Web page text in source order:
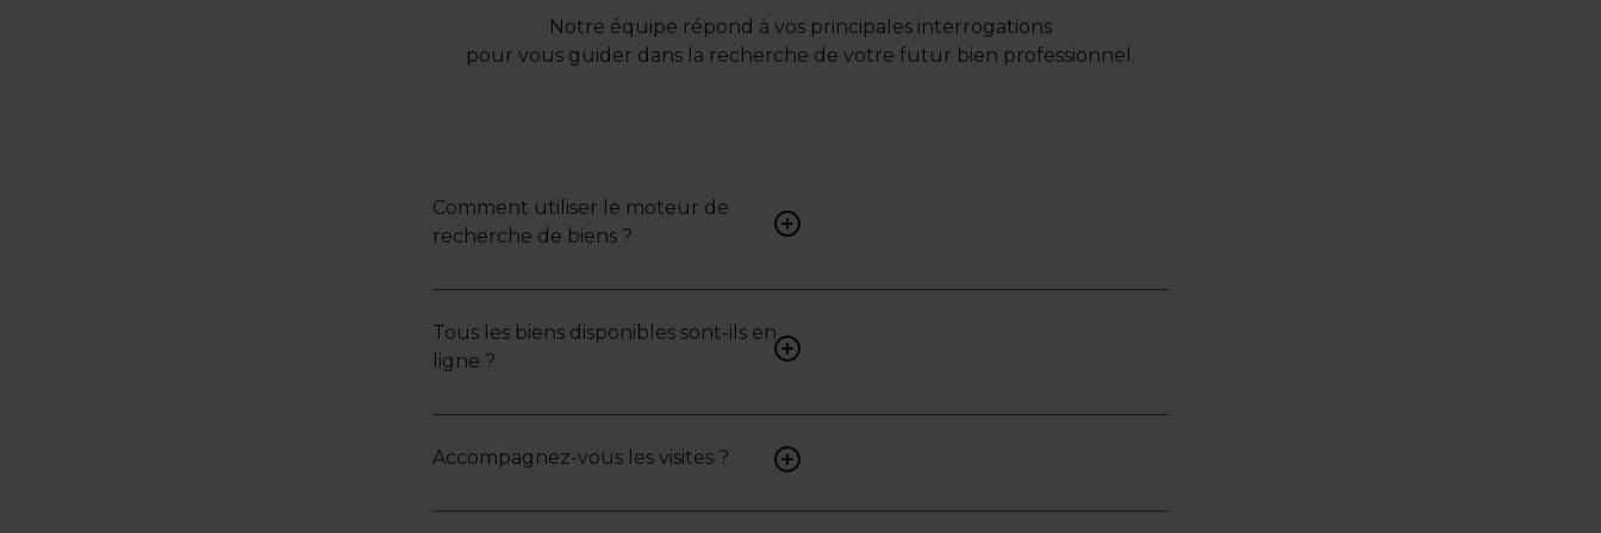
Notre équipe répond à vos principales interrogations
pour vous guider dans la recherche de votre futur bien professionnel.
Comment utiliser le moteur de
recherche de biens ?
Renseignez vos critères (type de bien,
une liste de biens ciblés.
Tous les biens disponibles sont-ils en
ligne ?
Non. Certains biens sont proposés en
: contactez-nous pour y accéder.
Accompagnez-vous les visites ?
Oui, nous organisons les visites,
mettons en lumière ses atouts ou